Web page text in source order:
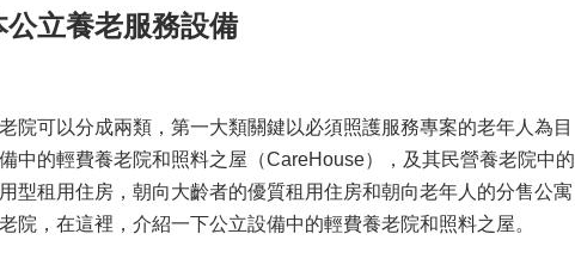
立養老服務設備
院可以分成兩類，第一大類關鍵以必須照護服務專案的老年人為目
中的輕費養老院和照料之屋（CareHouse），及其民營養老院中的
型租用住房，朝向大齡者的優質租用住房和朝向老年人的分售公寓
，在這裡，介紹一下公立設備中的輕費養老院和照料之屋。